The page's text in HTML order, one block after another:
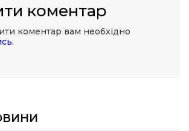
коментар
коментар вам необхідно
.